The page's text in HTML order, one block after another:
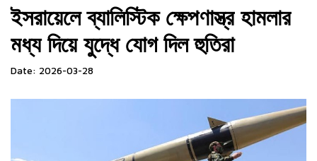
ইসরায়েলে ব্যালিস্টিক ক্ষেপণাস্ত্র হামলার
মধ্য দিয়ে যুদ্ধে যোগ দিল হুতিরা
Date: 2026-03-28